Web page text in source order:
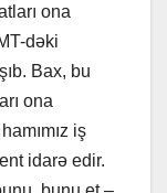
ona
dəki
Bax, bu
ona
iş
idarə edir.